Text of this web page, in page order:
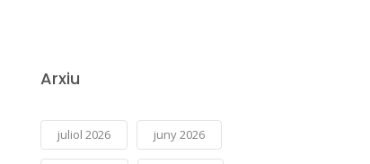
Arxiu
juliol 2026 juny 2026